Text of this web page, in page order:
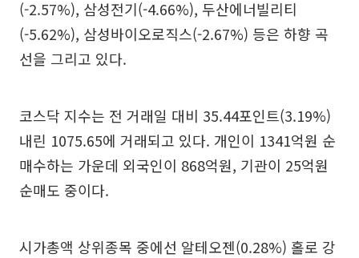
(-2.57%), 삼성전기(-4.66%), 두산에너빌리티
(-5.62%), 삼성바이오로직스(-2.67%) 등은 하향 곡
선을 그리고 있다.
코스닥 지수는 전 거래일 대비 35.44포인트(3.19%)
내린 1075.65에 거래되고 있다. 개인이 1341억원 순
매수하는 가운데 외국인이 868억원, 기관이 25억원
순매도 중이다.
시가총액 상위종목 중에선 알테오젠(0.28%) 홀로 강